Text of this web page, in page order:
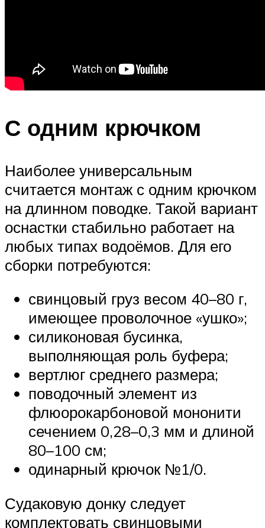
С одним крючком
Наиболее универсальным
считается монтаж с одним крючком
на длинном поводке. Такой вариант
оснастки стабильно работает на
любых типах водоёмов. Для его
сборки потребуются:
свинцовый груз весом 40–80 г,
имеющее проволочное «ушко»;
силиконовая бусинка,
выполняющая роль буфера;
вертлюг среднего размера;
поводочный элемент из
флюорокарбоновой мононити
сечением 0,28–0,3 мм и длиной
80–100 см;
одинарный крючок №1/0.
Судаковую донку следует
комплектовать свинцовыми